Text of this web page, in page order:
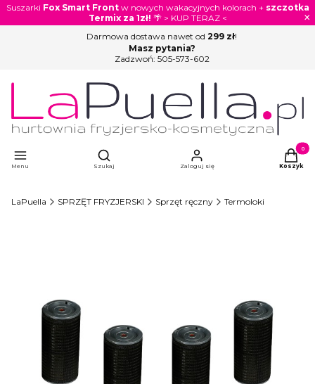
Suszarki Fox Smart Frontw nowych wakacyjnych kolorach + szczotka
Termix za 1zł! 🌴 > KUP TERAZ < ×
Darmowa dostawa nawet od 299 zł!
Masz pytania?
Zadzwoń: 505-573-602
Menu
Otwórz wyszukiwarkę
Szukaj Zaloguj się Koszyk
LaPuella SPRZĘT FRYZJERSKI Sprzęt ręczny Termoloki